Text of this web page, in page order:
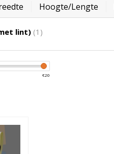
Hoogte/lengte
lint) (1)
€20